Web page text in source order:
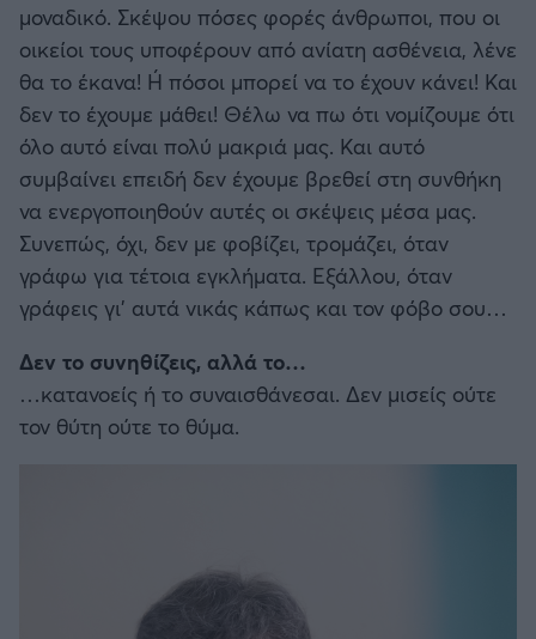
μοναδικό. Σκέψου πόσες φορές άνθρωποι, που οι
οικείοι τους υποφέρουν από ανίατη ασθένεια, λένε
θα το έκανα! Ή πόσοι μπορεί να το έχουν κάνει! Και
δεν το έχουμε μάθει! Θέλω να πω ότι νομίζουμε ότι
όλο αυτό είναι πολύ μακριά μας. Και αυτό
συμβαίνει επειδή δεν έχουμε βρεθεί στη συνθήκη
να ενεργοποιηθούν αυτές οι σκέψεις μέσα μας.
Συνεπώς, όχι, δεν με φοβίζει, τρομάζει, όταν
γράφω για τέτοια εγκλήματα. Εξάλλου, όταν
γράφεις γι’ αυτά νικάς κάπως και τον φόβο σου…
Δεν το συνηθίζεις, αλλά το…
…κατανοείς ή το συναισθάνεσαι. Δεν μισείς ούτε
τον θύτη ούτε το θύμα.